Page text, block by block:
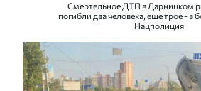
Смертельное ДТП в Дарницком
погибли два человека, еще трое - в
Нацполиция